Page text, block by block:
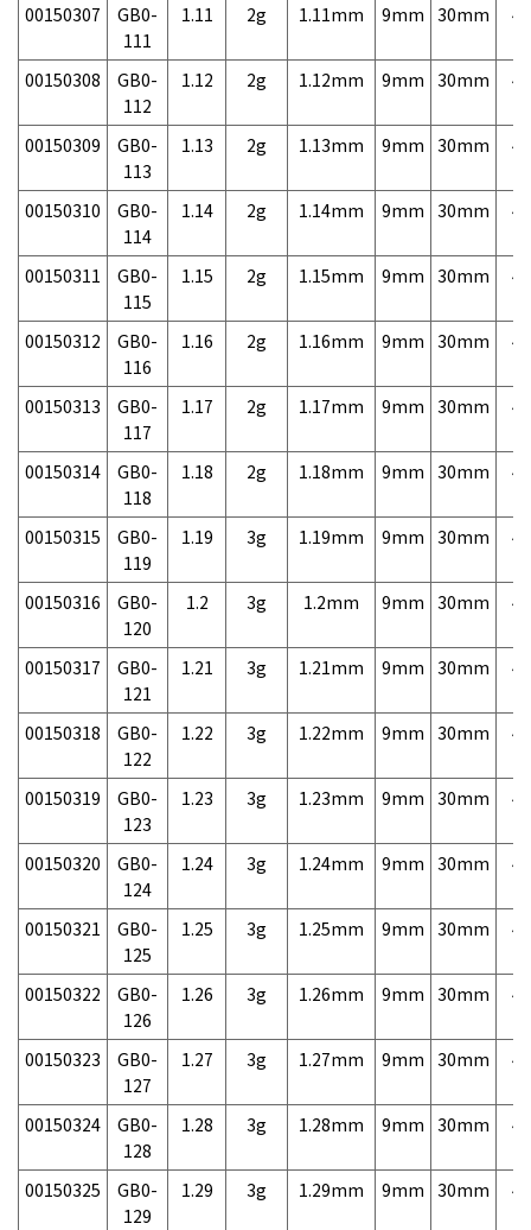
00150307
GB0-
111
1.11 2g 1.11mm 9mm 30mm
00150308
GB0-
112
1.12 2g 1.12mm 9mm 30mm
00150309
GB0-
113
1.13 2g 1.13mm 9mm 30mm
00150310
GB0-
114
1.14 2g 1.14mm 9mm 30mm
00150311
GB0-
115
1.15 2g 1.15mm 9mm 30mm
00150312
GB0-
116
1.16 2g 1.16mm 9mm 30mm
00150313
GB0-
117
1.17 2g 1.17mm 9mm 30mm
00150314
GB0-
118
1.18 2g 1.18mm 9mm 30mm
00150315
GB0-
119
1.19 3g 1.19mm 9mm 30mm
00150316
GB0-
120
1.2 3g 1.2mm 9mm 30mm
00150317
GB0-
121
1.21 3g 1.21mm 9mm 30mm
00150318
GB0-
122
1.22 3g 1.22mm 9mm 30mm
00150319
GB0-
123
1.23 3g 1.23mm 9mm 30mm
00150320
GB0-
124
1.24 3g 1.24mm 9mm 30mm
00150321
GB0-
125
1.25 3g 1.25mm 9mm 30mm
00150322
GB0-
126
1.26 3g 1.26mm 9mm 30mm
00150323
GB0-
127
1.27 3g 1.27mm 9mm 30mm
00150324
GB0-
128
1.28 3g 1.28mm 9mm 30mm
00150325
GB0-
129
1.29 3g 1.29mm 9mm 30mm